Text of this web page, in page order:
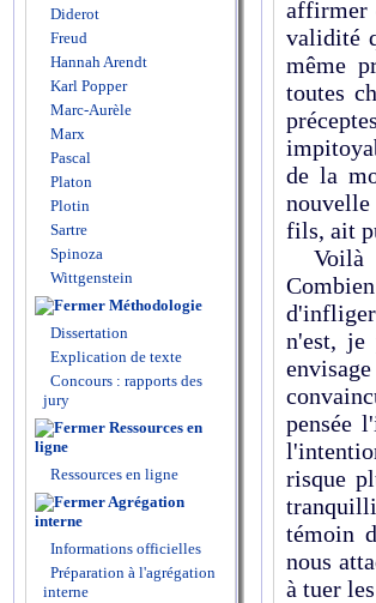
Diderot
Freud
Hannah Arendt
Karl Popper
Marc-Aurèle
Marx
Pascal
Platon
Plotin
Sartre
Spinoza
Wittgenstein
Méthodologie
Dissertation
Explication de texte
Concours : rapports des
jury
Ressources en
ligne
Ressources en ligne
Agrégation
interne
Informations officielles
Préparation à l'agrégation
interne
affirmer
validité
même
toutes
de la
fils, ait
Voilà
n'est, je
pensée
risque
témoin
nous
à tuer